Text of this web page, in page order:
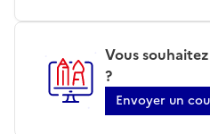
Vous
?
Envoyer un